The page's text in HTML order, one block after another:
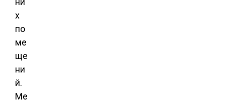
х
по
ме
ще
ни
й.
Ме